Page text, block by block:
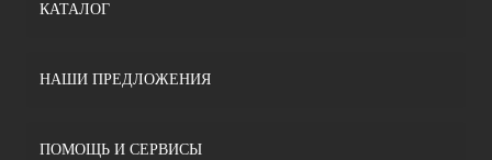
КАТАЛОГ
НАШИ ПРЕДЛОЖЕНИЯ
ПОМОЩЬ И СЕРВИСЫ